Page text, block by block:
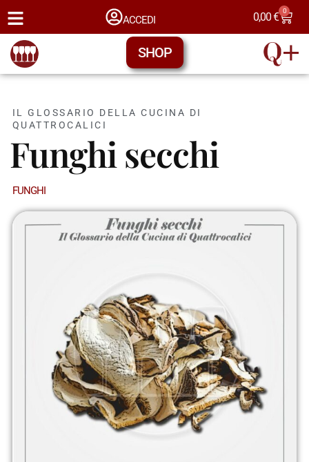
ACCEDI 0,00€ 0
SHOP
IL GLOSSARIO DELLA CUCINA DI
QUATTROCALICI
Funghi secchi
FUNGHI